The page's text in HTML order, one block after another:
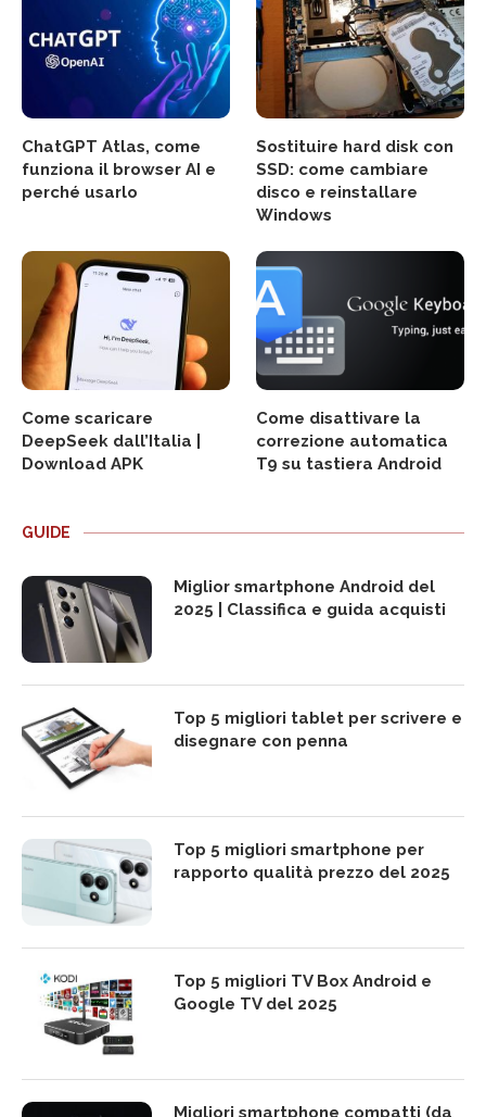
ChatGPT Atlas, come
funziona il browser AI e
perché usarlo
Sostituire hard disk con
SSD: come cambiare
disco e reinstallare
Windows
Come scaricare
DeepSeek dall’Italia |
Download APK
Come disattivare la
correzione automatica
T9 su tastiera Android
GUIDE
Miglior smartphone Android del
2025 | Classifica e guida acquisti
Top 5 migliori tablet per scrivere e
disegnare con penna
Top 5 migliori smartphone per
rapporto qualità prezzo del 2025
Top 5 migliori TV Box Android e
Google TV del 2025
Migliori smartphone compatti (da